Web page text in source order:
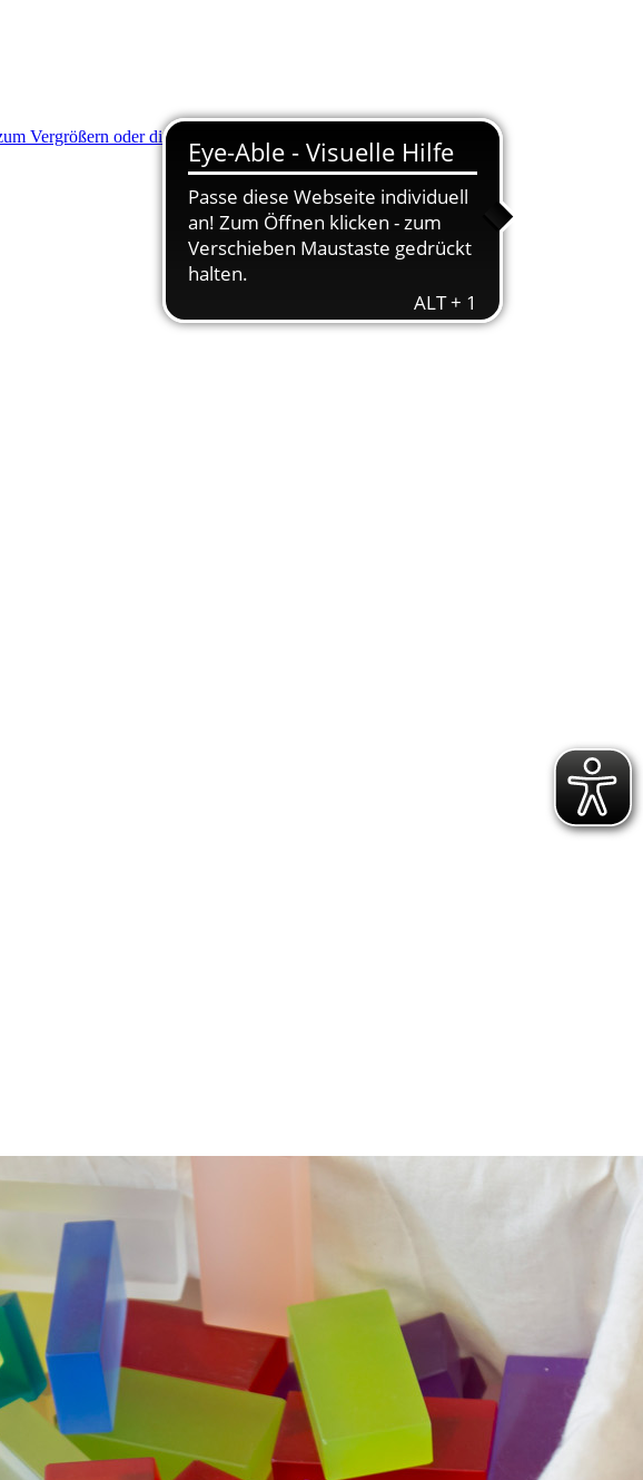
Vergrößern oder die Minus (-) Taste zum Verkleinern drücken.